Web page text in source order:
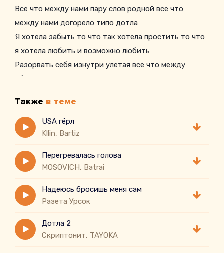
Все что между нами пару слов родной все что
между нами догорело типо дотла
Я хотела забыть то что так хотела простить то что
я хотела любить и возможно любить
Разорвать себя изнутри улетая все что между
обрело вечный покой
между нами догорело типо дотла
Также в теме
USA гёрл
Kllin, Bartiz
Перегревалась голова
MOSOVICH, Batrai
Надеюсь бросишь меня сам
Разета Урсок
Дотла 2
Скриптонит, TAYOKA